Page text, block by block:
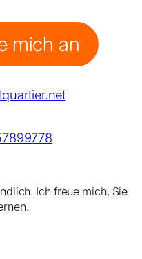
mich an
Ich freue mich, Sie